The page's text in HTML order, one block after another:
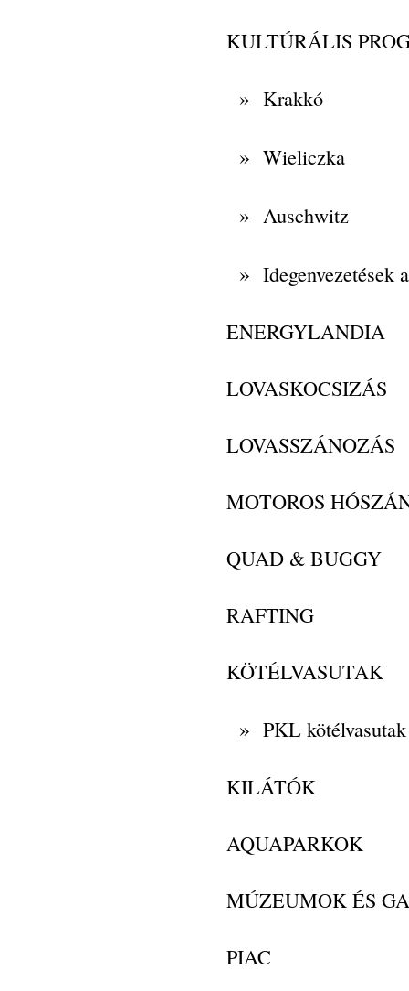
KULTÚRÁLIS
» Krakkó
» Wieliczka
» Auschwitz
» Idegenvezetések
ENERGYLANDIA
LOVASKOCSIZÁS
LOVASSZÁNOZÁS
MOTOROS
QUAD & BUGGY
RAFTING
KÖTÉLVASUTAK
» PKL kötélvasutak
KILÁTÓK
AQUAPARKOK
MÚZEUMOK ÉS
PIAC